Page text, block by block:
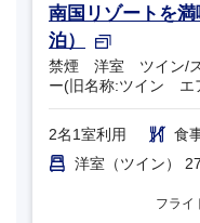
南国リゾートを
泊）
禁煙 洋室 ツイン/ス
ー(旧名称:ツイン エ
2名1室利用
食
洋室（ツイン）
フライ